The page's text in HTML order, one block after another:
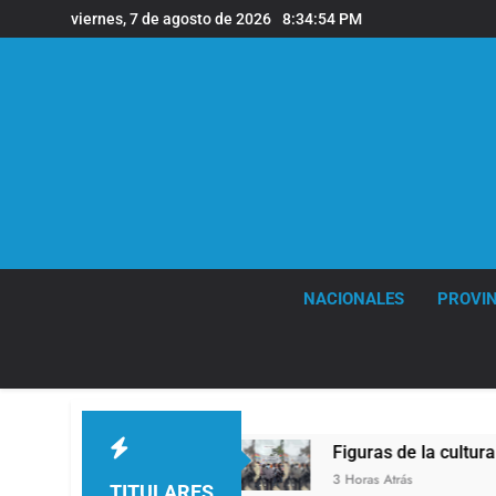
al
viernes, 7 de agosto de 2026 8:34:55 PM
NACIONALES
Figuras de la cultura se sumaron a la
3 Horas Atrás